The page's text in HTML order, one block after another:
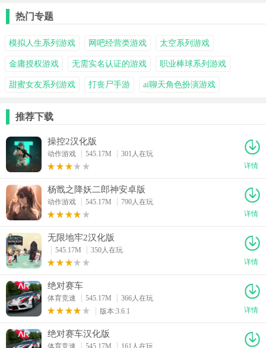
热门专题
模拟人生系列游戏 网吧经营类游戏 太空系列游戏
金庸授权游戏 无需实名认证的游戏 职业棒球系列游戏
甜蜜女友系列游戏 打丧尸手游 ai聊天角色扮演游戏
推荐下载
操控2汉化版
动作游戏 545.17M
301人在玩
详情
杨戬之降妖二郎神安卓版
动作游戏 545.17M
790人在玩
详情
无限地牢2汉化版
545.17M
350人在玩
详情
绝对赛车
体育竞速 545.17M
366人在玩
版本:3.6.1
详情
绝对赛车汉化版
体育竞速 545.17M 161人在玩